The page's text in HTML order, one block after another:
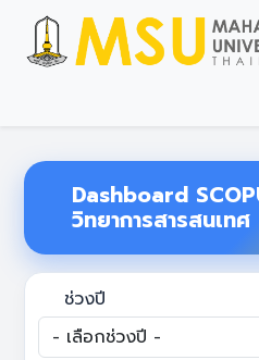
Dashboard
วิทยาการสารสนเทศ
ช่วงปี